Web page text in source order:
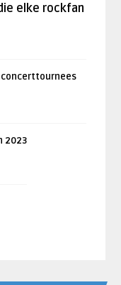
elke rockfan
concerttournees
2023